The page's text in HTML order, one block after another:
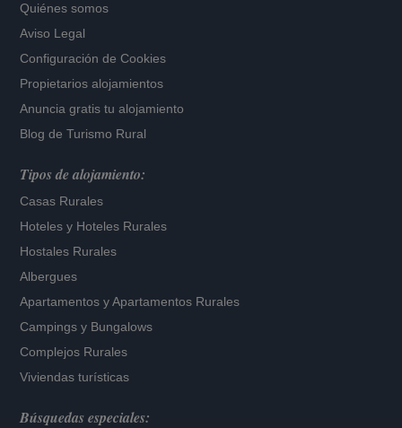
Quiénes somos
Aviso Legal
Configuración de Cookies
Propietarios alojamientos
Anuncia gratis tu alojamiento
Blog de Turismo Rural
Tipos de alojamiento:
Casas Rurales
Hoteles y Hoteles Rurales
Hostales Rurales
Albergues
Apartamentos yApartamentos Rurales
Campings y Bungalows
Complejos Rurales
Viviendas turísticas
Búsquedas especiales: